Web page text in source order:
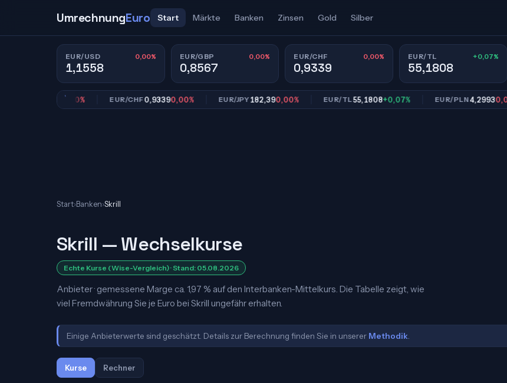
UmrechnungEuro Start Märkte Banken Zinsen Gold Silber
EUR/USD 0,00%
1,1558
EUR/GBP 0,00%
0,8567
EUR/CHF 0,00%
0,9339
EUR/TL +0,07%
55,1808
0,00% EUR/CHF0,93390,00% EUR/JPY182,390,00% EUR/TL55,1808+0,07% EUR/PLN4,29930,00%
Start›Banken›Skrill
Skrill — Wechselkurse
Echte Kurse (Wise-Vergleich) · Stand: 05.08.2026
Anbieter · gemessene Marge ca. 1,97 % auf den Interbanken-Mittelkurs. Die Tabelle zeigt, wie
viel Fremdwährung Sie je Euro bei Skrill ungefähr erhalten.
Einige Anbieterwerte sind geschätzt. Details zur Berechnung finden Sie in unserer Methodik
Kurse Rechner